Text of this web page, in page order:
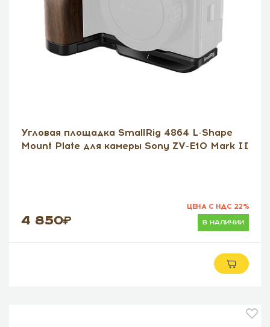
Угловая площадка SmallRig 4864 L-Shape
Mount Plate для камеры Sony ZV-E10 Mark II
4 850 в наличии
ЦЕНА С НДС 22%